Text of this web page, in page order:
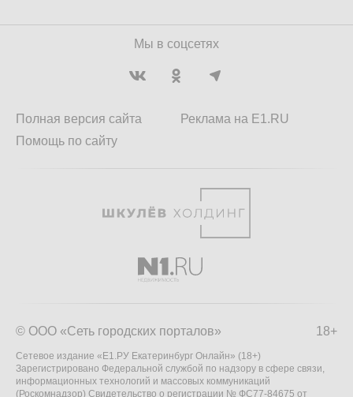
Мы в соцсетях
Полная версия сайта
Помощь по сайту
Реклама на E1.RU
18+
© ООО «Сеть городских порталов»
Сетевое издание «Е1.РУ Екатеринбург Онлайн» (18+)
Зарегистрировано Федеральной службой по надзору в сфере связи,
информационных технологий и массовых коммуникаций
(Роскомнадзор) Свидетельство о регистрации № ФС77-84675 от